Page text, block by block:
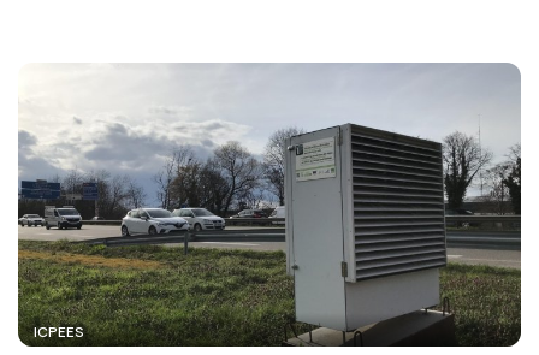
ICPEES